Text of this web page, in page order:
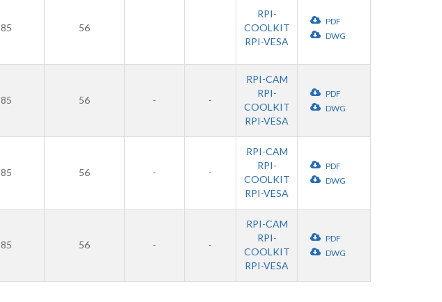
85 56
RPI-
COOLKIT
RPI-VESA
PDF
DWG
85 56 - -
RPI-CAM
RPI-
COOLKIT
RPI-VESA
PDF
DWG
85 56 - -
RPI-CAM
RPI-
COOLKIT
RPI-VESA
PDF
DWG
85 56 - -
RPI-CAM
RPI-
COOLKIT
RPI-VESA
PDF
DWG